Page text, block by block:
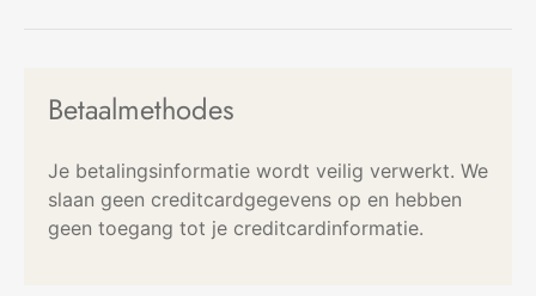
Betaalmethodes
Je betalingsinformatie wordt veilig verwerkt. We
slaan geen creditcardgegevens op en hebben
geen toegang tot je creditcardinformatie.